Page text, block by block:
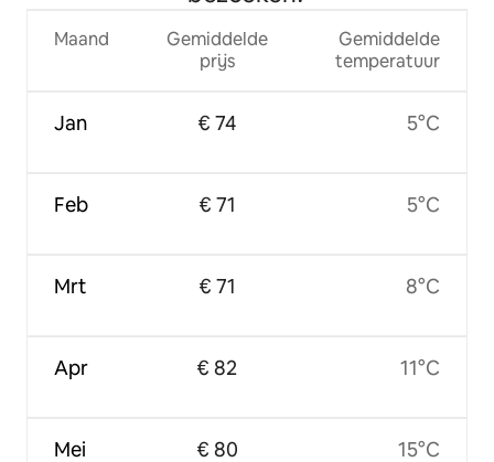
Maand
Jan
Feb
Mrt
Apr
Mei
Gemiddelde
prijs
€ 74
€ 71
€ 71
€ 82
€ 80
Gemiddelde
temperatuur
5°C
5°C
8°C
11°C
15°C